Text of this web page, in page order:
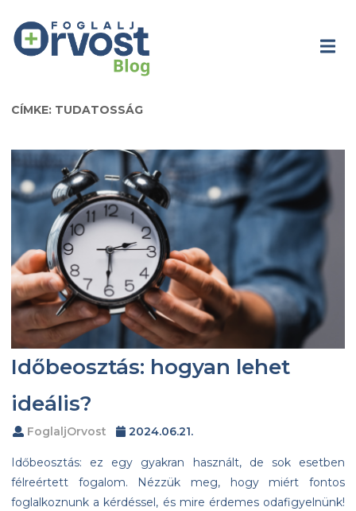
CÍMKE: TUDATOSSÁG
Időbeosztás: hogyan lehet
ideális?
FoglaljOrvost 2024.06.21.
Időbeosztás: ez egy gyakran használt, de sok esetben
félreértett fogalom. Nézzük meg, hogy miért fontos
foglalkoznunk a kérdéssel, és mire érdemes odafigyelnünk!